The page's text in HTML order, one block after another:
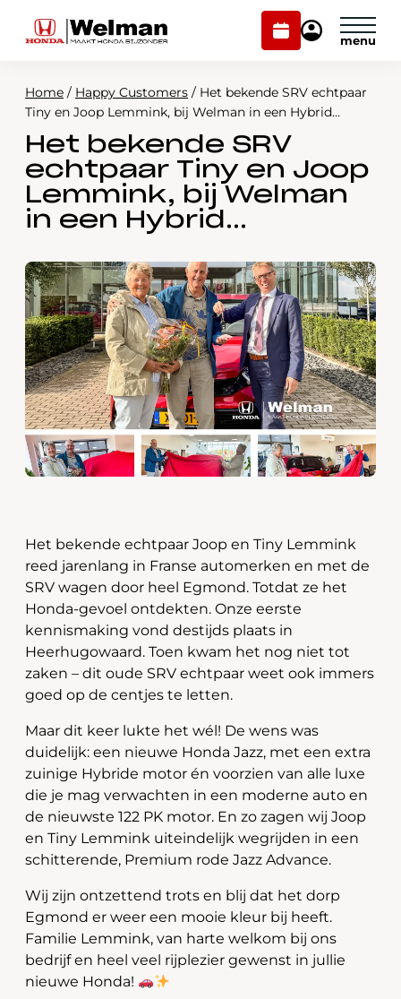
Plan
onderhoud
Mijn
Modellen
Voorraad
Onderhoud en service
Webshop
Contact
Plan onderhoud
Mijn Honda Welman
Home / Happy Customers / Het bekende SRV echtpaar
Tiny en Joop Lemmink, bij Welman in een Hybrid…
Het bekende SRV
echtpaar Tiny en Joop
Lemmink, bij Welman
in een Hybrid…
Het bekende echtpaar Joop en Tiny Lemmink
reed jarenlang in Franse automerken en met de
SRV wagen door heel Egmond. Totdat ze het
Honda-gevoel ontdekten. Onze eerste
kennismaking vond destijds plaats in
Heerhugowaard. Toen kwam het nog niet tot
zaken – dit oude SRV echtpaar weet ook immers
goed op de centjes te letten.
Maar dit keer lukte het wél! De wens was
duidelijk: een nieuwe Honda Jazz, met een extra
zuinige Hybride motor én voorzien van alle luxe
die je mag verwachten in een moderne auto en
de nieuwste 122 PK motor. En zo zagen wij Joop
en Tiny Lemmink uiteindelijk wegrijden in een
schitterende, Premium rode Jazz Advance.
Wij zijn ontzettend trots en blij dat het dorp
Egmond er weer een mooie kleur bij heeft.
Familie Lemmink, van harte welkom bij ons
bedrijf en heel veel rijplezier gewenst in jullie
nieuwe Honda!